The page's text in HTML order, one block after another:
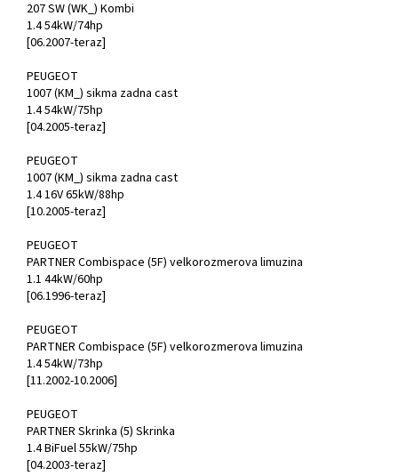
207 SW (WK_) Kombi
1.4 54kW/74hp
[06.2007-teraz]
PEUGEOT
1007 (KM_) sikma zadna cast
1.4 54kW/75hp
[04.2005-teraz]
PEUGEOT
1007 (KM_) sikma zadna cast
1.4 16V 65kW/88hp
[10.2005-teraz]
PEUGEOT
PARTNER Combispace (5F) velkorozmerova limuzina
1.1 44kW/60hp
[06.1996-teraz]
PEUGEOT
PARTNER Combispace (5F) velkorozmerova limuzina
1.4 54kW/73hp
[11.2002-10.2006]
PEUGEOT
PARTNER Skrinka (5) Skrinka
1.4 BiFuel 55kW/75hp
[04.2003-teraz]